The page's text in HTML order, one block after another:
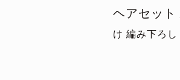
ヘアセット
け 編み下ろし